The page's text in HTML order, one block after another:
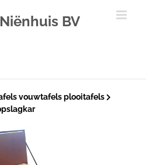
Niënhuis BV
vouwtafels plooitafels